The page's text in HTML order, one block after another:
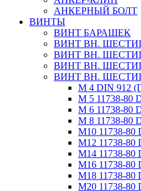
АНКЕРНЫЙ БОЛТ
ВИНТЫ
ВИНТ БАРАШЕК
ВИНТ ВН.
ВИНТ ВН.
ВИНТ ВН.
ВИНТ ВН.
М 4 DIN 912
М 5 11738-80
М 6 11738-80
М 8 11738-80
М10 11738-80
М12 11738-80
М14 11738-80
М16 11738-80
М18 11738-80
М20 11738-80